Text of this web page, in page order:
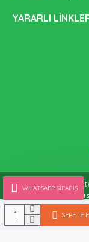
WHATSAPP SIPARIŞ
SEPETE
YARARLI
Copyright © 2019 -
Altyapı: Ada Web